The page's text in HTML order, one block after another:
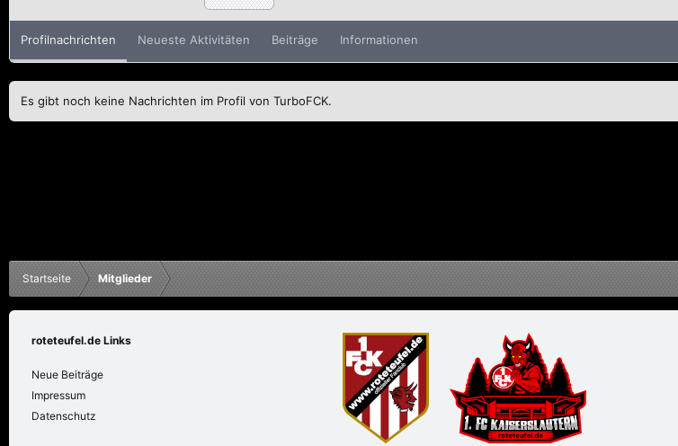
Profilnachrichten Neueste Aktivitäten Beiträge Informationen
Es gibt noch keine Nachrichten im Profil von TurboFCK.
Startseite Mitglieder
roteteufel.de Links
Neue Beiträge
Impressum
Datenschutz